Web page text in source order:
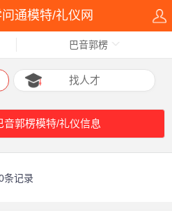
通模特/礼仪网
巴音郭楞
找人才
音郭楞模特/礼仪信息
条记录